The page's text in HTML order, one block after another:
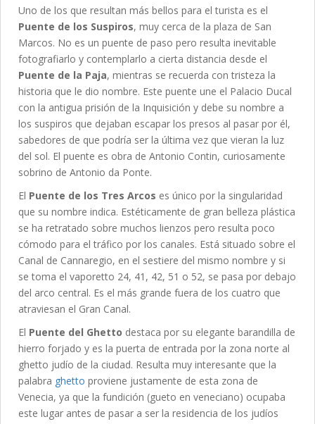
Uno de los que resultan más bellos para el turista es el
Puente de los Suspiros, muy cerca de la plaza de San
Marcos. No es un puente de paso pero resulta inevitable
fotografiarlo y contemplarlo a cierta distancia desde el
Puente de la Paja, mientras se recuerda con tristeza la
historia que le dio nombre. Este puente une el Palacio Ducal
con la antigua prisión de la Inquisición y debe su nombre a
los suspiros que dejaban escapar los presos al pasar por él,
sabedores de que podría ser la última vez que vieran la luz
del sol. El puente es obra de Antonio Contin, curiosamente
sobrino de Antonio da Ponte.
El Puente de los Tres Arcos es único por la singularidad
que su nombre indica. Estéticamente de gran belleza plástica
se ha retratado sobre muchos lienzos pero resulta poco
cómodo para el tráfico por los canales. Está situado sobre el
Canal de Cannaregio, en el sestiere del mismo nombre y si
se toma el vaporetto 24, 41, 42, 51 o 52, se pasa por debajo
del arco central. Es el más grande fuera de los cuatro que
atraviesan el Gran Canal.
El Puente del Ghetto destaca por su elegante barandilla de
hierro forjado y es la puerta de entrada por la zona norte al
ghetto judío de la ciudad. Resulta muy interesante que la
palabra ghetto proviene justamente de esta zona de
Venecia, ya que la fundición (gueto en veneciano) ocupaba
este lugar antes de pasar a ser la residencia de los judíos